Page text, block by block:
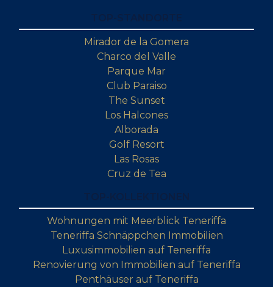
Mirador de la Gomera
Charco del Valle
Parque Mar
Club Paraiso
The Sunset
Los Halcones
Alborada
Golf Resort
Las Rosas
Cruz de Tea
Wohnungen mit Meerblick Teneriffa
Teneriffa Schnäppchen Immobilien
Luxusimmobilien auf Teneriffa
Renovierung von Immobilien auf Teneriffa
Penthäuser auf Teneriffa